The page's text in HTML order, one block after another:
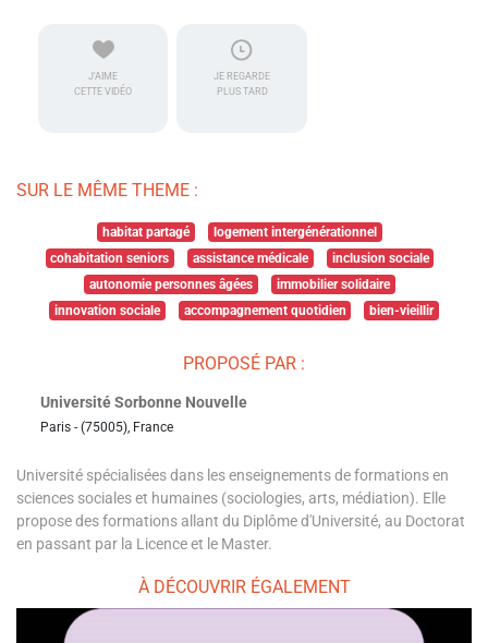
J'AIME
CETTE VIDÉO
JE REGARDE
PLUS TARD
SUR LE MÊME THEME :
habitat partagé
logement intergénérationnel
cohabitation seniors
assistance médicale
inclusion sociale
autonomie personnes âgées
immobilier solidaire
innovation sociale
accompagnement quotidien bien-vieillir
PROPOSÉ PAR :
Université Sorbonne Nouvelle
Paris - (75005), France
Université spécialisées dans les enseignements de formations en
sciences sociales et humaines (sociologies, arts, médiation). Elle
propose des formations allant du Diplôme d'Université, au Doctorat
en passant par la Licence et le Master.
À DÉCOUVRIR ÉGALEMENT